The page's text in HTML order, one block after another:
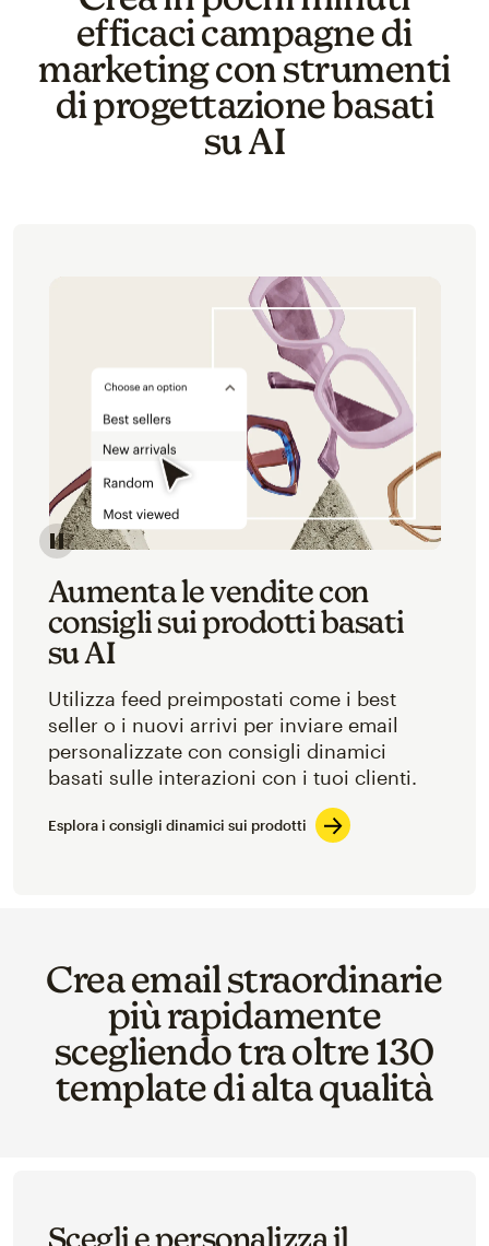
efficaci campagne di
marketing con strumenti
di progettazione basati
su AI
Aumenta le vendite con
consigli sui prodotti basati
su AI
Utilizza feed preimpostati come i best
seller o i nuovi arrivi per inviare email
personalizzate con consigli dinamici
basati sulle interazioni con i tuoi clienti.
Esplora i consigli dinamici sui prodotti
Crea email straordinarie
più rapidamente
scegliendo tra oltre 130
template di alta qualità
Scegli e personalizza il